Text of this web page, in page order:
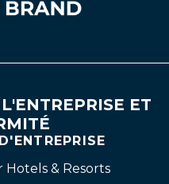
ET
Hotels & Resorts